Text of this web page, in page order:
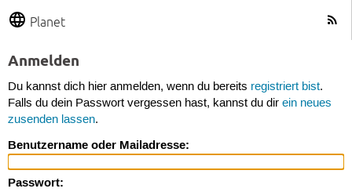
Planet
Anmelden
Du kannst dich hier anmelden, wenn du bereits registriert bist.
Falls du dein Passwort vergessen hast, kannst du dir ein neues
zusenden lassen.
Benutzername oder Mailadresse:
Passwort: